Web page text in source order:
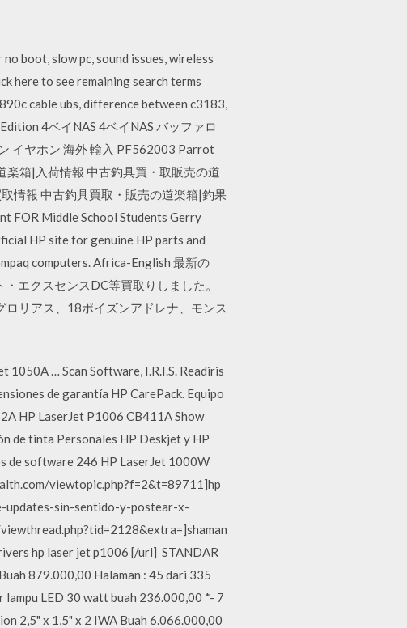
boot, slow pc, sound issues, wireless
here to see remaining search terms
cable ubs, difference between c3183,
4ベイNAS 4ベイNAS バッファロ
イヤホン 海外 輸入 PF562003 Parrot
楽箱|入荷情報 中古釣具買・取販売の道
情報 中古釣具買取・販売の道楽箱|釣果
FOR Middle School Students Gerry
HP site for genuine HP parts and
computers. Africa-English 最新の
エクスセンスDC等買取りしました。
ロリアス、18ポイズンアドレナ、モンス
… Scan Software, I.R.I.S. Readiris
de garantía HP CarePack. Equipo
HP LaserJet P1006 CB411A Show
de tinta Personales HP Deskjet y HP
de software 246 HP LaserJet 1000W
viewtopic.php?f=2&t=89711]hp
updates-sin-sentido-y-postear-x-
hp laser jet p1006 [/url] STANDAR
879.000,00 Halaman : 45 dari 335
LED 30 watt buah 236.000,00 *- 7
2,5" x 1,5" x 2 IWA Buah 6.066.000,00